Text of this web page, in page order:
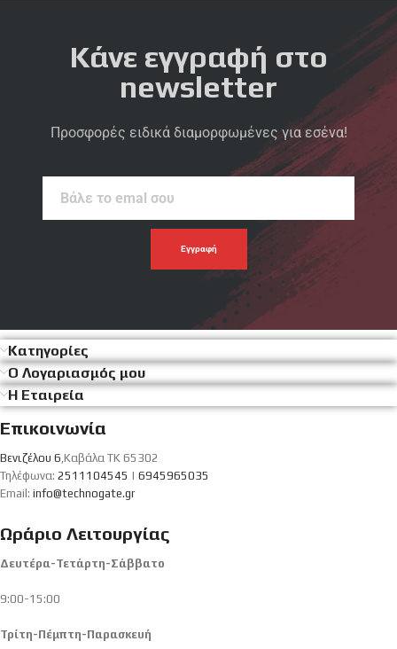
Κάνε εγγραφή στο
newsletter
Προσφορές ειδικά διαμορφωμένες για εσένα!
Κατηγορίες
Ο Λογαριασμός μου
Η Εταιρεία
Επικοινωνία
Βενιζέλου 6,Καβάλα ΤΚ 65302
Τηλέφωνα: 2511104545 | 6945965035
Email: info@technogate.gr
Ωράριο Λειτουργίας
Δευτέρα-Τετάρτη-Σάββατο
9:00-15:00
Τρίτη-Πέμπτη-Παρασκευή